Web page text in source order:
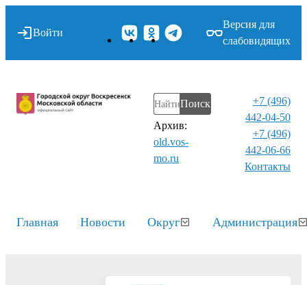
Войти
Версия для
слабовидящих
Поиск
Архив:
old.vos-
mo.ru
+7 (496)
442-04-50
+7 (496)
442-06-66
Контакты⁠
Главная Новости Округ Администрация